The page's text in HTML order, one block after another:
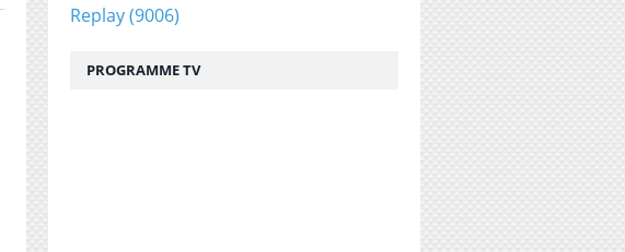
Replay(9006)
PROGRAMME TV